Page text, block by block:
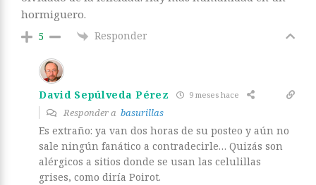
hormiguero.
5 Responder
David Sepúlveda Pérez 9 meses hace
Responder a basurillas
Es extraño: ya van dos horas de su posteo y aún no
sale ningún fanático a contradecirle… Quizás son
alérgicos a sitios donde se usan las celulillas
grises, como diría Poirot.